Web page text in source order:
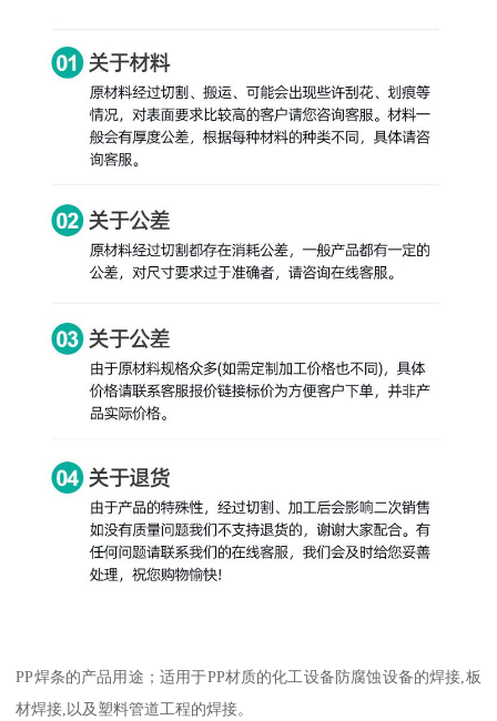
PP焊条的产品用途；适用于PP材质的化工设备防腐蚀设备的焊接,板
材焊接,以及塑料管道工程的焊接。